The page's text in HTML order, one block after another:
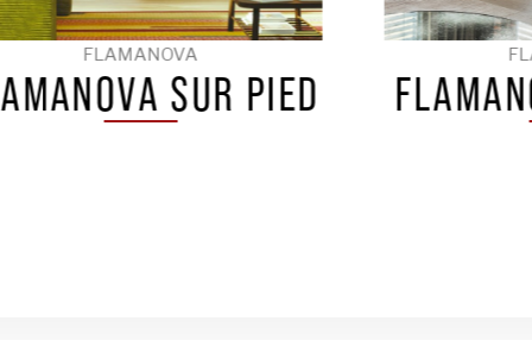
FLAMANOVA MURALE